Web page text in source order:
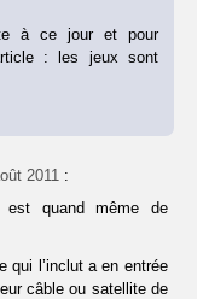
à ce jour et pour
: les jeux sont
2011 :
est quand même de
qui l’inclut a en entrée
câble ou satellite de